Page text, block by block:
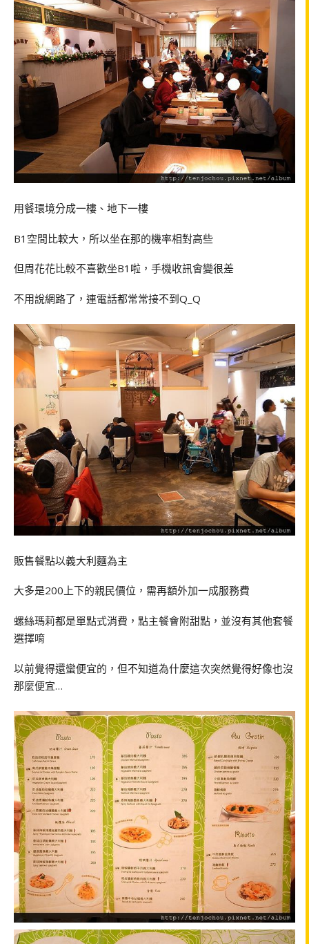
用餐環境分成一樓、地下一樓
B1空間比較大，所以坐在那的機率相對高些
但周花花比較不喜歡坐B1啦，手機收訊會變很差
不用說網路了，連電話都常常接不到Q_Q
販售餐點以義大利麵為主
大多是200上下的親民價位，需再額外加一成服務費
螺絲瑪莉都是單點式消費，點主餐會附甜點，並沒有其他套餐
選擇唷
以前覺得還蠻便宜的，但不知道為什麼這次突然覺得好像也沒
那麼便宜…